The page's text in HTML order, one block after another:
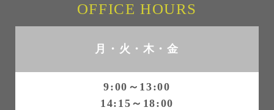
ン
OFFICE HOURS
月・火・木・金
9:00～13:00
14:15～18:00